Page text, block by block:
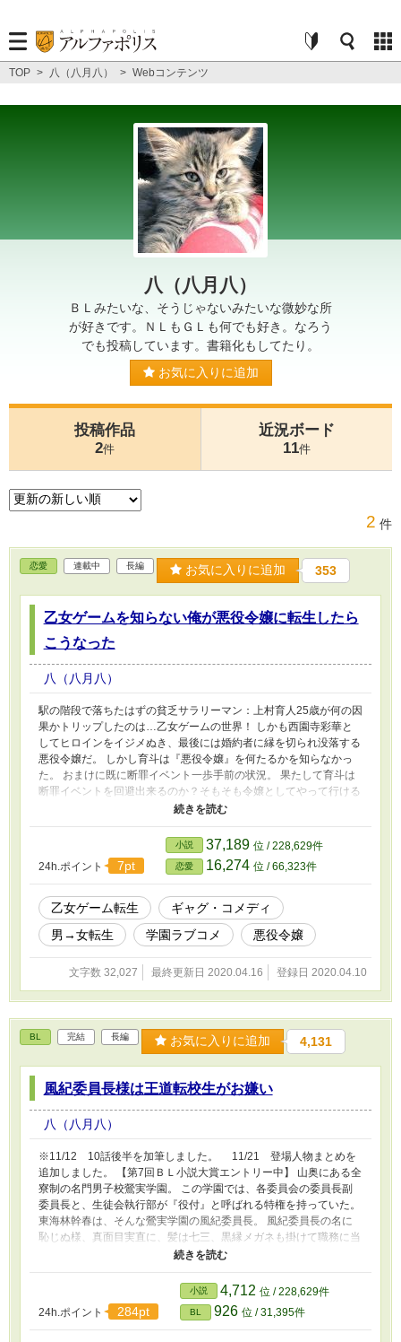
TOP > 八（八月八） > Webコンテンツ
八（八月八）
ＢＬみたいな、そうじゃないみたいな微妙な所
が好きです。ＮＬもＧＬも何でも好き。なろう
でも投稿しています。書籍化もしてたり。
お気に入りに追加
投稿作品
2件
近況ボード
11件
2 件
恋愛 連載中 長編 お気に入りに追加 353
乙女ゲームを知らない俺が悪役令嬢に転生したら
こうなった
八（八月八）
駅の階段で落ちたはずの貧乏サラリーマン：上村育人25歳が何の因
果かトリップしたのは…乙女ゲームの世界！ しかも西園寺彩華と
してヒロインをイジメぬき、最後には婚約者に縁を切られ没落する
悪役令嬢だ。 しかし育斗は『悪役令嬢』を何たるかを知らなかっ
た。 おまけに既に断罪イベント一歩手前の状況。 果たして育斗は
断罪イベントを回避出来るのか？そもそも令嬢としてやって行ける
のか？ そして本当の西園寺彩華はなぜ消えたのか？ 小説家になろ
24h.ポイント 7pt
小説 37,189 位 / 228,629件
恋愛 16,274 位 / 66,323件
乙女ゲーム転生
ギャグ・コメディ
男→女転生
学園ラブコメ 悪役令嬢
文字数 32,027 最終更新日 2020.04.16 登録日 2020.04.10
BL 完結 長編 お気に入りに追加 4,131
風紀委員長様は王道転校生がお嫌い
八（八月八）
※11/12 10話後半を加筆しました。 11/21 登場人物まとめを
追加しました。 【第7回ＢＬ小説大賞エントリー中】 山奥にある全
寮制の名門男子校鶯実学園。 この学園では、各委員会の委員長副
委員長と、生徒会執行部が『役付』と呼ばれる特権を持っていた。
東海林幹春は、そんな鶯実学園の風紀委員長。 風紀委員長の名に
恥じぬ様、真面目実直に、髪は七三、黒縁メガネも掛けて職務に当
たっていた。 しかしある日、突如として彼の生活を脅かす転入生
包んだ転校生は、元はシングルマザーの田舎育ち。母の再婚により
理事長の親戚となり、この学園に編入してきたものの、学園の特殊
な環境に慣れず、あくまでも庶民感覚で突き進もうとする。 おま
けにその転校生に、生徒会執行部の面々はメロメロに！？ そんな
24h.ポイント 284pt
小説 4,712 位 / 228,629件
BL 926 位 / 31,395件